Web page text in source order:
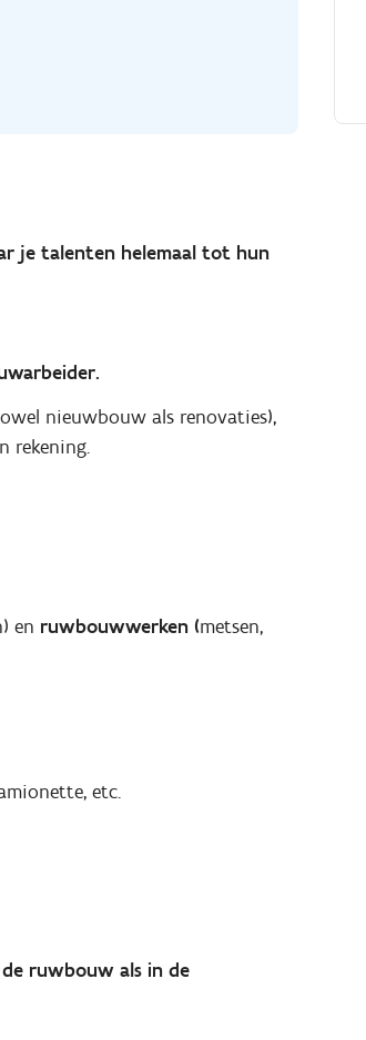
je talenten helemaal tot hun
nieuwbouw als renovaties),
rekening.
en ruwbouwwerken (metsen,
etc.
ruwbouw als in de